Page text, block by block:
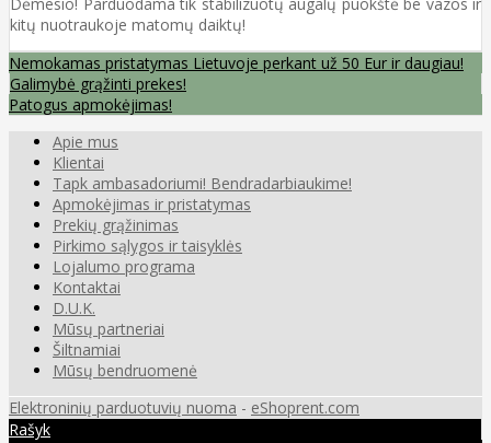
kitų nuotraukoje matomų daiktų!
Nemokamas pristatymas Lietuvoje perkant už 50 Eur ir daugiau!
Galimybė grąžinti prekes!
Patogus apmokėjimas!
Apie mus
Klientai
Tapk ambasadoriumi! Bendradarbiaukime!
Apmokėjimas ir pristatymas
Prekių grąžinimas
Pirkimo sąlygos ir taisyklės
Lojalumo programa
Kontaktai
D.U.K.
Mūsų partneriai
Šiltnamiai
Mūsų bendruomenė
Elektroninių parduotuvių nuoma - eShoprent.com
Rašyk